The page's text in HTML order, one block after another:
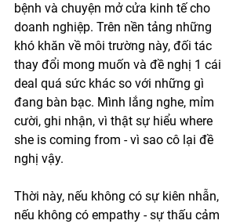
bệnh và chuyện mở cửa kinh tế cho
doanh nghiệp. Trên nền tảng những
khó khăn về môi trường này, đối tác
thay đổi mong muốn và đề nghị 1 cái
deal quá sức khác so với những gì
đang bàn bạc. Mình lắng nghe, mỉm
cười, ghi nhận, vì thật sự hiểu where
she is coming from - vì sao cô lại đề
nghị vậy.
Thời này, nếu không có sự kiên nhẫn,
nếu không có empathy - sự thấu cảm